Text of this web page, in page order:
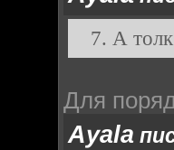
7. А
Для
Ayala